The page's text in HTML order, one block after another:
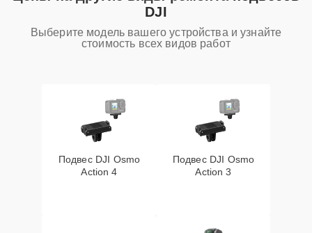
DJI
Выберите модель вашего устройства и узнайте
стоимость всех видов работ
Подвес DJI Osmo
Action 4
Подвес DJI Osmo
Action 3